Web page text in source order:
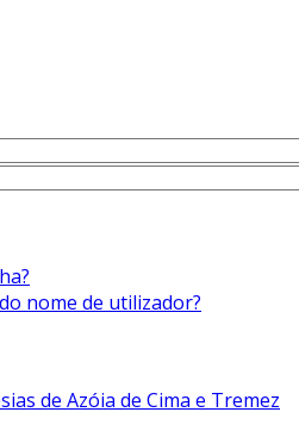
nome de utilizador?